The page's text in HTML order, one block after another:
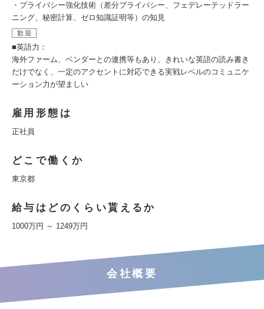
・プライバシー強化技術（差分プライバシー、フェデレーテッドラー
ニング、秘密計算、ゼロ知識証明等）の知見
歓迎
■英語力：
海外ファーム、ベンダーとの連携等もあり、きれいな英語の読み書き
だけでなく、一定のアクセントに対応できる実戦レベルのコミュニケ
ーション力が望ましい
雇用形態は
正社員
どこで働くか
東京都
給与はどのくらい貰えるか
1000万円 ～ 1249万円
会社概要